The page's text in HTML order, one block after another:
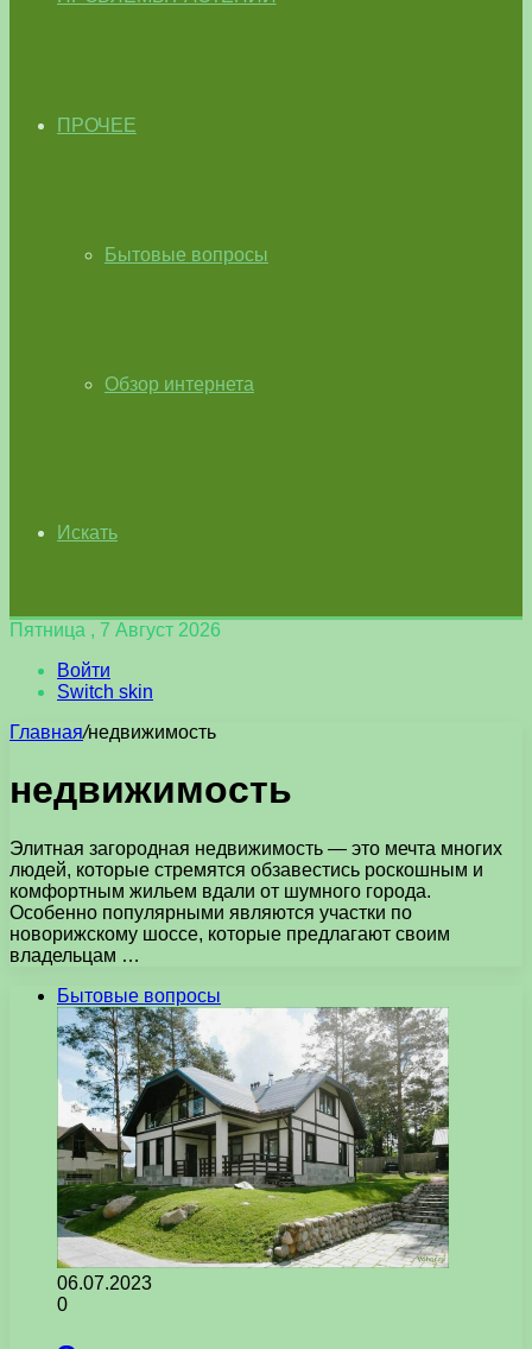
ПРОЧЕЕ
Бытовые вопросы
Обзор интернета
Искать
Пятница , 7 Август 2026
Войти
Switch skin
Главная/недвижимость
недвижимость
Элитная загородная недвижимость — это мечта многих
людей, которые стремятся обзавестись роскошным и
комфортным жильем вдали от шумного города.
Особенно популярными являются участки по
новорижскому шоссе, которые предлагают своим
владельцам …
Бытовые вопросы
06.07.2023
0